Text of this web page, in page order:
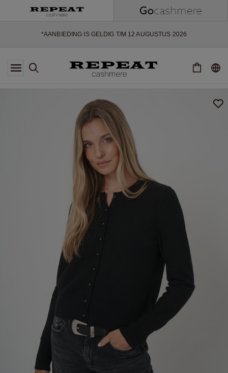
*AANBIEDING IS GELDIG T/M 12 AUGUSTUS 2026
*NIET GELDIG VOOR LIMITED EDITION
*UITZONDERINGEN KUNNEN VAN TOEPASSING ZIJN
SEIZOEN
EXTRA 10% OFF SALE